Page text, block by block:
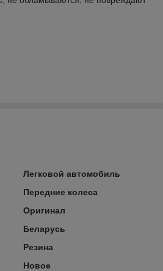
Легковой автомобиль
Передние колеса
Оригинал
Беларусь
Резина
Новое